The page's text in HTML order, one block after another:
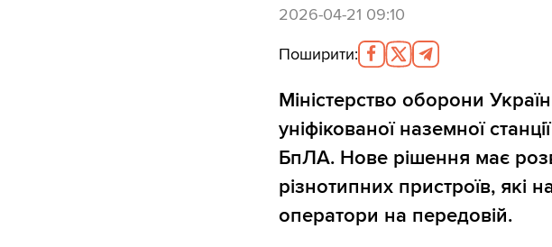
2026-04-21 09:10
Поширити:
Міністерство оборони
уніфікованої наземної
БпЛА. Нове рішення має
різнотипних пристроїв, які
оператори на передовій.